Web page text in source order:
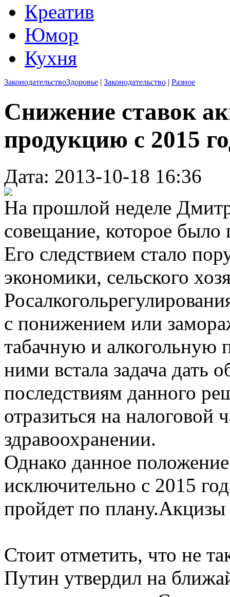
Креатив
Юмор
Кухня
ЗаконодательствоЗдоровье | Законодательство | Разное
Снижение ставок
продукцию с 2015
Дата: 2013-10-18 16:36
На прошлой неделе
совещание, которое
Его следствием стало
экономики, сельского
с понижением или
табачную и алкогольную
ними встала задача дать
последствиям данного
отразиться на налоговой
здравоохранении.
Однако данное
исключительно с 2015
пройдет по
Стоит отметить, что не
Путин утвердил на